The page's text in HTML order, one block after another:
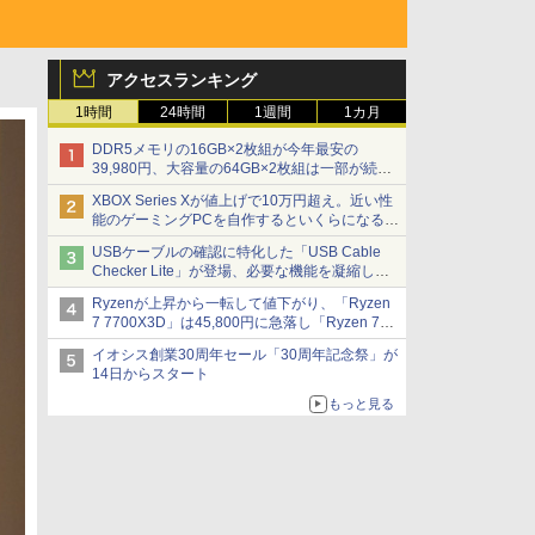
アクセスランキング
1時間 24時間 1週間 1カ月
DDR5メモリの16GB×2枚組が今年最安の
39,980円、大容量の64GB×2枚組は一部が続騰
[8月前半のメモリ価格]
XBOX Series Xが値上げで10万円超え。近い性
能のゲーミングPCを自作するといくらになる？
【石田賀津男の『酒の肴にPCゲーム』】
USBケーブルの確認に特化した「USB Cable
Checker Lite」が登場、必要な機能を凝縮しコ
ンパクトに 7日発売
Ryzenが上昇から一転して値下がり、「Ryzen
7 7700X3D」は45,800円に急落し「Ryzen 7
7800X3D」との価格逆転解消 [8月前半のCPU
価格]
イオシス創業30周年セール「30周年記念祭」が
14日からスタート
もっと見る